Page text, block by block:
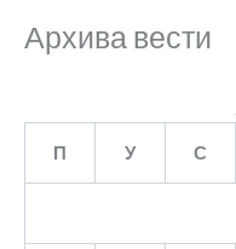
Архива вести
П У С